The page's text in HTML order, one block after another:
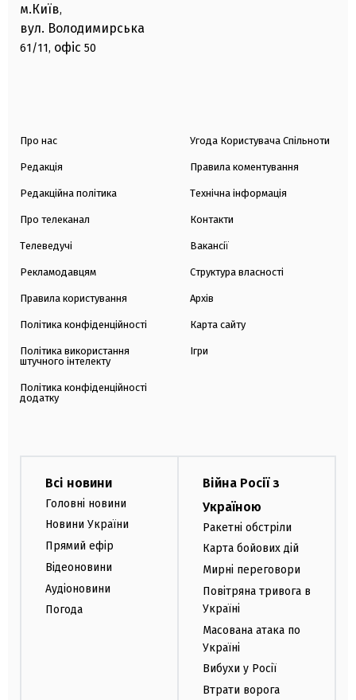
м.Київ,
вул. Володимирська
61/11, офіс 50
Про нас
Редакція
Редакційна політика
Про телеканал
Телеведучі
Рекламодавцям
Правила користування
Політика конфіденційності
Політика використання
штучного інтелекту
Політика конфіденційності
додатку
Угода Користувача Спільноти
Правила коментування
Технічна інформація
Контакти
Вакансії
Структура власності
Архів
Карта сайту
Ігри
Всі новини
Головні новини
Новини України
Прямий ефір
Відеоновини
Аудіоновини
Погода
Війна Росії з
Україною
Ракетні обстріли
Карта бойових дій
Мирні переговори
Повітряна тривога в
Україні
Масована атака по
Україні
Вибухи у Росії
Втрати ворога